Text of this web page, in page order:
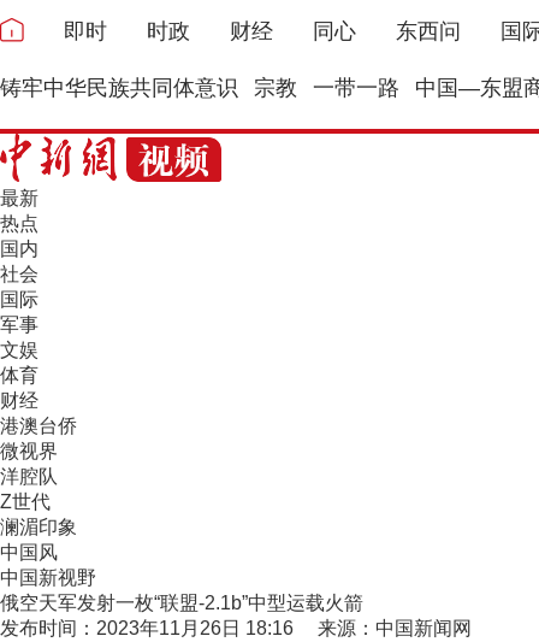
即时 时政 财经 同心 东西问 国
铸牢中华民族共同体意识 宗教 一带一路 中国—东盟
最新
热点
国内
社会
国际
军事
文娱
体育
财经
港澳台侨
微视界
洋腔队
Z世代
澜湄印象
中国风
中国新视野
俄空天军发射一枚“联盟-2.1b”中型运载火箭
发布时间：2023年11月26日 18:16 来源：中国新闻网